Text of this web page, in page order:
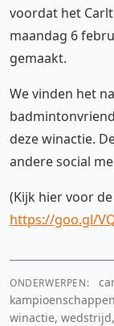
voordat het
maandag 6
gemaakt.
We vinden het
deze winactie.
andere social
(Kijk hier voor
https://goo.gl/
ONDERWERPEN:
winactie,